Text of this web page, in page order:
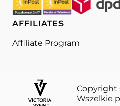
AFFILIATES
Affiliate Program
Copyright
Wszelkie